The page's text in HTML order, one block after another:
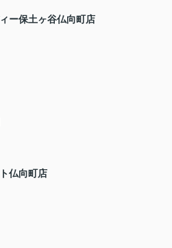
ー保土ヶ谷仏向町店
仏向町店